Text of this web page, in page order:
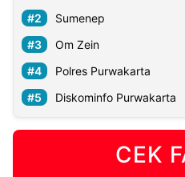
Sumenep
Om Zein
Polres Purwakarta
Diskominfo Purwakarta
CEK